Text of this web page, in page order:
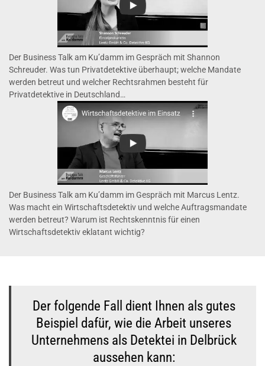
Der Business Talk am Ku’damm im Gespräch mit Shannon
Schreuder. Was tun Privatdetektive überhaupt; welche Mandate
werden betreut und welcher Rechtsrahmen besteht für
Privatdetektive in Deutschland…
Der Business Talk am Ku’damm im Gespräch mit Marcus Lentz.
Was macht ein Wirtschaftsdetektiv und welche Auftragsmandate
werden betreut? Warum ist Rechtskenntnis für einen
Wirtschaftsdetektiv eklatant wichtig?
Der folgende Fall dient Ihnen als gutes
Beispiel dafür, wie die Arbeit unseres
Unternehmens als Detektei in Delbrück
aussehen kann: